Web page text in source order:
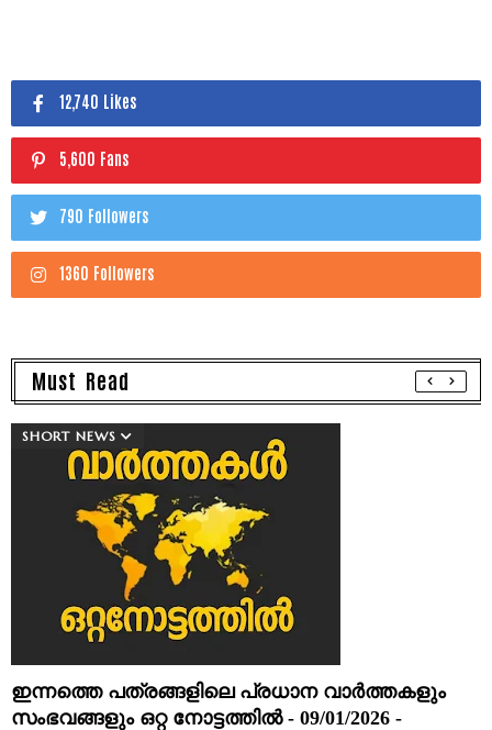
12,740 Likes
5,600 Fans
790 Followers
1360 Followers
Must Read
SHORT NEWS
ഇന്നത്തെ പത്രങ്ങളിലെ പ്രധാന വാർത്തകളും
സംഭവങ്ങളും ഒറ്റ നോട്ടത്തിൽ - 09/01/2026 -